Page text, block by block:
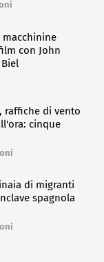
macchinine
con John
Biel
raffiche di vento
cinque
di migranti
spagnola